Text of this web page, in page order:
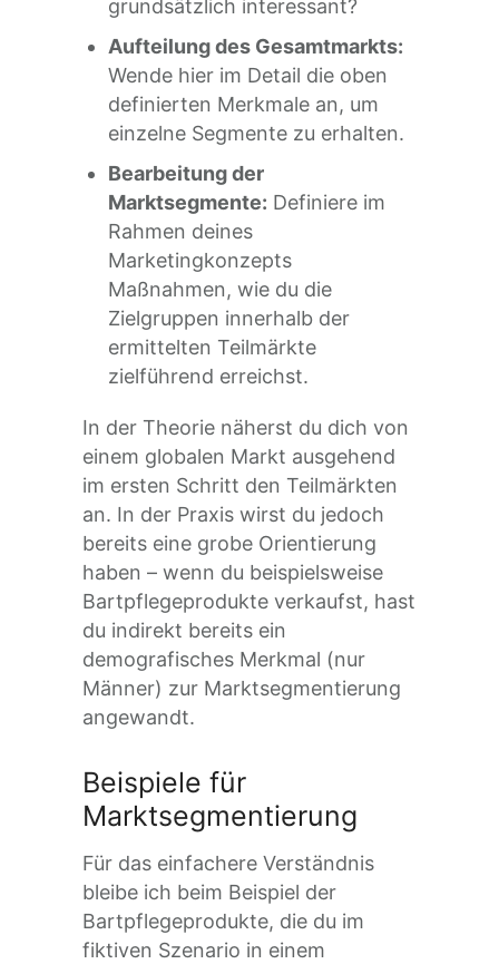
grundsätzlich interessant?
Aufteilung des Gesamtmarkts:
Wende hier im Detail die oben
definierten Merkmale an, um
einzelne Segmente zu erhalten.
Bearbeitung der
Marktsegmente: Definiere im
Rahmen deines
Marketingkonzepts
Maßnahmen, wie du die
Zielgruppen innerhalb der
ermittelten Teilmärkte
zielführend erreichst.
In der Theorie näherst du dich von
einem globalen Markt ausgehend
im ersten Schritt den Teilmärkten
an. In der Praxis wirst du jedoch
bereits eine grobe Orientierung
haben – wenn du beispielsweise
Bartpflegeprodukte verkaufst, hast
du indirekt bereits ein
demografisches Merkmal (nur
Männer) zur Marktsegmentierung
angewandt.
Beispiele für
Marktsegmentierung
Für das einfachere Verständnis
bleibe ich beim Beispiel der
Bartpflegeprodukte, die du im
fiktiven Szenario in einem